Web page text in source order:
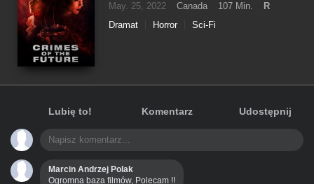
May. 25, 2022 Canada 107 Min.
R
Dramat
Horror Sci-Fi
Lubię to! Komentarz Udostępnij
Marcin Andrzej Polak
Ogromna baza filmów, Polecam !!